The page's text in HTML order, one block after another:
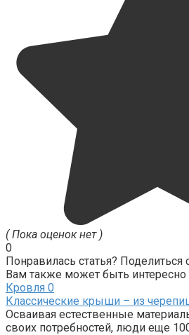
( Пока оценок нет )
0
Понравилась статья? Поделиться
Вам также может быть интересно
Кровля 0
Классические крыши – из
Осваивая естественные
своих потребностей, люди еще